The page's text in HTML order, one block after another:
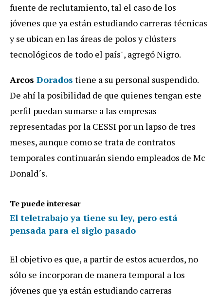
fuente de reclutamiento, tal el caso de los
jóvenes que ya están estudiando carreras técnicas
y se ubican en las áreas de polos y clústers
tecnológicos de todo el país", agregó Nigro.
Arcos Dorados tiene a su personal suspendido.
De ahí la posibilidad de que quienes tengan este
perfil puedan sumarse a las empresas
representadas por la CESSI por un lapso de tres
meses, aunque como se trata de contratos
temporales continuarán siendo empleados de Mc
Donald´s.
Te puede interesar
El teletrabajo ya tiene su ley, pero está
pensada para el siglo pasado
El objetivo es que, a partir de estos acuerdos, no
sólo se incorporan de manera temporal a los
jóvenes que ya están estudiando carreras